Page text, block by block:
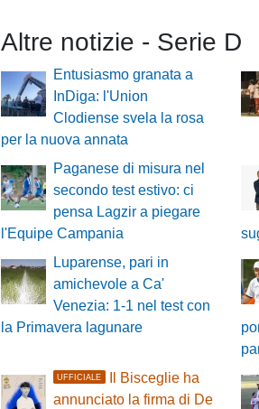
Altre notizie - Serie D
Entusiasmo granata a
InDiga: l'Union
Clodiense svela la rosa
per la nuova annata
Paganese di misura nel
secondo test estivo: ci
pensa Lagzir a piegare
l'Equipe Campania
Luparense, pari in
amichevole a Ca'
Venezia: 1-1 nel test con
la Primavera lagunare
UFFICIALE
Il Bisceglie ha
annunciato la firma di De